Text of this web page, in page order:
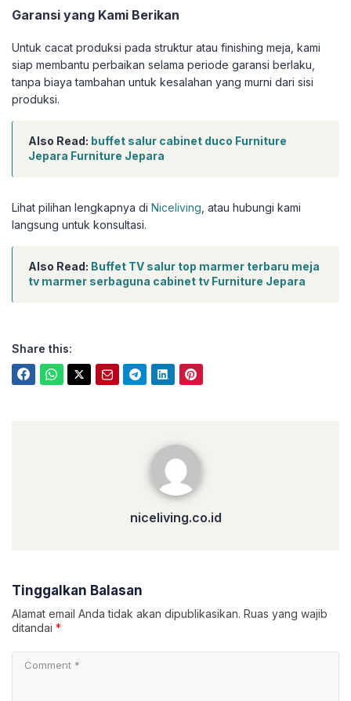
Garansi yang Kami Berikan
Untuk cacat produksi pada struktur atau finishing meja, kami
siap membantu perbaikan selama periode garansi berlaku,
tanpa biaya tambahan untuk kesalahan yang murni dari sisi
produksi.
Also Read: buffet salur cabinet duco Furniture
Jepara Furniture Jepara
Lihat pilihan lengkapnya di Niceliving , atau hubungi kami
langsung untuk konsultasi.
Also Read: Buffet TV salur top marmer terbaru meja
tv marmer serbaguna cabinet tv Furniture Jepara
Share this:
niceliving.co.id
Tinggalkan Balasan
Alamat email Anda tidak akan dipublikasikan. Ruas yang wajib
ditandai *